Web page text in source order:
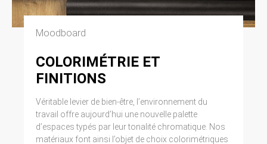
Moodboard
COLORIMÉTRIE ET
FINITIONS
Véritable levier de bien-être, l’environnement du
travail offre aujourd’hui une nouvelle palette
d’espaces typés par leur tonalité chromatique. Nos
matériaux font ainsi l’objet de choix colorimétriques